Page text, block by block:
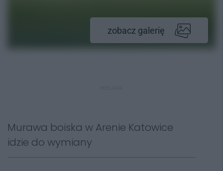
zobacz galerię
Murawa boiska w Arenie Katowice
idzie do wymiany